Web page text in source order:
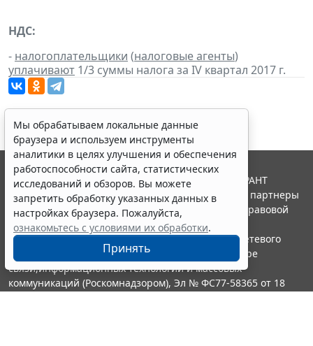
НДС:
- налогоплательщики (налоговые агенты)
уплачивают 1/3 суммы налога за IV квартал 2017 г.
Мы обрабатываем локальные данные
браузера и используем инструменты
аналитики в целях улучшения и обеспечения
работоспособности сайта, статистических
исследований и обзоров. Вы можете
запретить обработку указанных данных в
настройках браузера. Пожалуйста,
ознакомьтесь с условиями их обработки.
Принять
© ООО "НПП "ГАРАНТ-СЕРВИС", 2026. Система ГАРАНТ
выпускается с 1990 года. Компания "Гарант" и ее партнеры
являются участниками Российской ассоциации правовой
информации ГАРАНТ.
Портал ГАРАНТ.РУ зарегистрирован в качестве сетевого
издания Федеральной службой по надзору в сфере
связи,информационных технологий и массовых
коммуникаций (Роскомнадзором), Эл № ФС77-58365 от 18